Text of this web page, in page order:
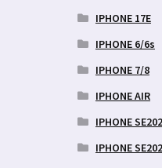
IPHONE 17E
IPHONE 6/6s
IPHONE 7/8
IPHONE AIR
IPHONE
IPHONE